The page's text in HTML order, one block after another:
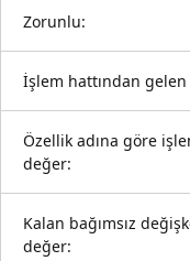
Zorunlu:
İşlem hattından
Özellik adına göre
değer:
Kalan bağımsız
değer: